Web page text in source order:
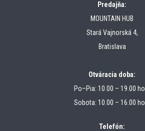
Predajňa:
MOUNTAIN HUB
Stará Vajnorská 4,
Bratislava
Otváracia doba:
Po–Pia: 10.00 – 19.00
Sobota: 10.00 – 16.00
Telefón: